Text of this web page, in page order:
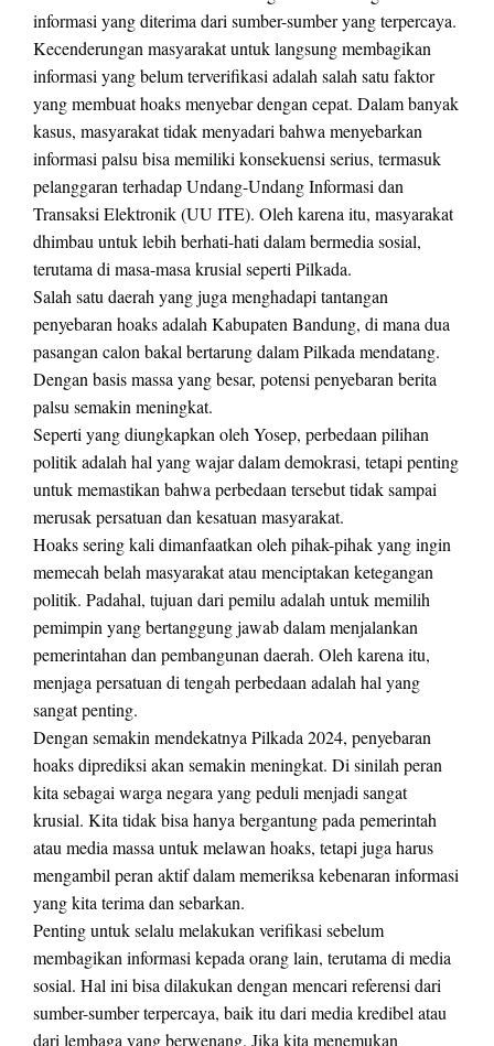
informasi yang diterima dari sumber-sumber yang terpercaya.
Kecenderungan masyarakat untuk langsung membagikan
informasi yang belum terverifikasi adalah salah satu faktor
yang membuat hoaks menyebar dengan cepat. Dalam banyak
kasus, masyarakat tidak menyadari bahwa menyebarkan
informasi palsu bisa memiliki konsekuensi serius, termasuk
pelanggaran terhadap Undang-Undang Informasi dan
Transaksi Elektronik (UU ITE). Oleh karena itu, masyarakat
dhimbau untuk lebih berhati-hati dalam bermedia sosial,
terutama di masa-masa krusial seperti Pilkada.
Salah satu daerah yang juga menghadapi tantangan
penyebaran hoaks adalah Kabupaten Bandung, di mana dua
pasangan calon bakal bertarung dalam Pilkada mendatang.
Dengan basis massa yang besar, potensi penyebaran berita
palsu semakin meningkat.
Seperti yang diungkapkan oleh Yosep, perbedaan pilihan
politik adalah hal yang wajar dalam demokrasi, tetapi penting
untuk memastikan bahwa perbedaan tersebut tidak sampai
merusak persatuan dan kesatuan masyarakat.
Hoaks sering kali dimanfaatkan oleh pihak-pihak yang ingin
memecah belah masyarakat atau menciptakan ketegangan
politik. Padahal, tujuan dari pemilu adalah untuk memilih
pemimpin yang bertanggung jawab dalam menjalankan
pemerintahan dan pembangunan daerah. Oleh karena itu,
menjaga persatuan di tengah perbedaan adalah hal yang
sangat penting.
Dengan semakin mendekatnya Pilkada 2024, penyebaran
hoaks diprediksi akan semakin meningkat. Di sinilah peran
kita sebagai warga negara yang peduli menjadi sangat
krusial. Kita tidak bisa hanya bergantung pada pemerintah
atau media massa untuk melawan hoaks, tetapi juga harus
mengambil peran aktif dalam memeriksa kebenaran informasi
yang kita terima dan sebarkan.
Penting untuk selalu melakukan verifikasi sebelum
membagikan informasi kepada orang lain, terutama di media
sosial. Hal ini bisa dilakukan dengan mencari referensi dari
sumber-sumber terpercaya, baik itu dari media kredibel atau
dari lembaga yang berwenang. Jika kita menemukan